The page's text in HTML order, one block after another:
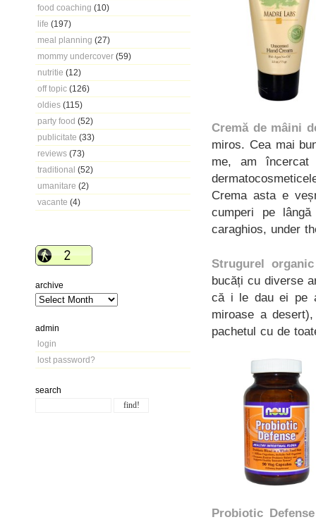
food coaching (10)
life (197)
meal planning (27)
mommy undercover (59)
nutritie (12)
off topic (126)
oldies (115)
party food (52)
publicitate (33)
reviews (73)
traditional (52)
umanitare (2)
vacante (4)
archive
admin
login
lost password?
search
Cremă de mâini
miros. Cea mai
me, am
Crema asta e
cumperi pe
caraghios, under
Strugurel
bucăți cu diverse
că i le dau ei pe
miroase a
pachetul cu de
Probiotic Defense